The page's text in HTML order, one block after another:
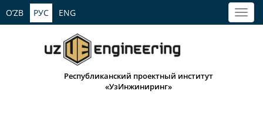
O’ZB РУС ENG
Республиканский проектный институт
«УзИнжиниринг»